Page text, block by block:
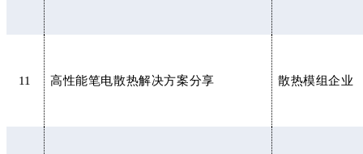
11 高性能笔电散热解决方案分享 散热模组企业